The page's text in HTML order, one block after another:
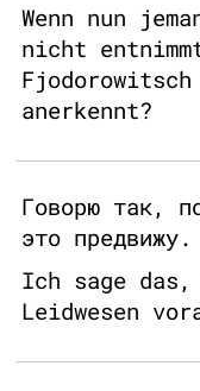
Wenn nun
nicht
anerkennt?
Говорю так,
это предвижу.
Ich sage
Leidwesen